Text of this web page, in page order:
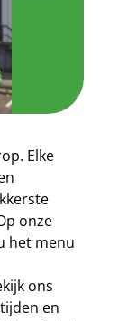
Elke
onze
het menu
ons
en